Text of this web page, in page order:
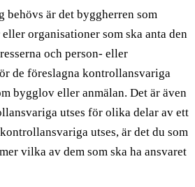
behövs är det byggherren som
organisationer som ska anta den
och person- eller
de föreslagna kontrollansvariga
bygglov eller anmälan. Det är även
utses för olika delar av ett
utses, är det du som
vilka av dem som ska ha ansvaret